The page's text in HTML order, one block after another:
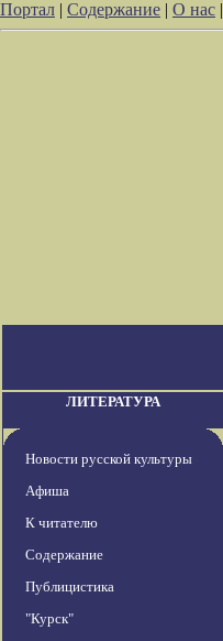
Портал | Содержание | О нас |
ЛИТЕРАТУРА
Новости русской культуры
Афиша
К читателю
Содержание
Публицистика
"Курск"